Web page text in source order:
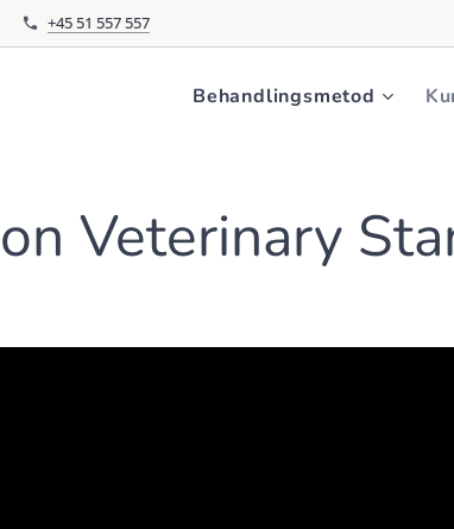
+45 51 557 557
Behandlingsmetod
Veterinary